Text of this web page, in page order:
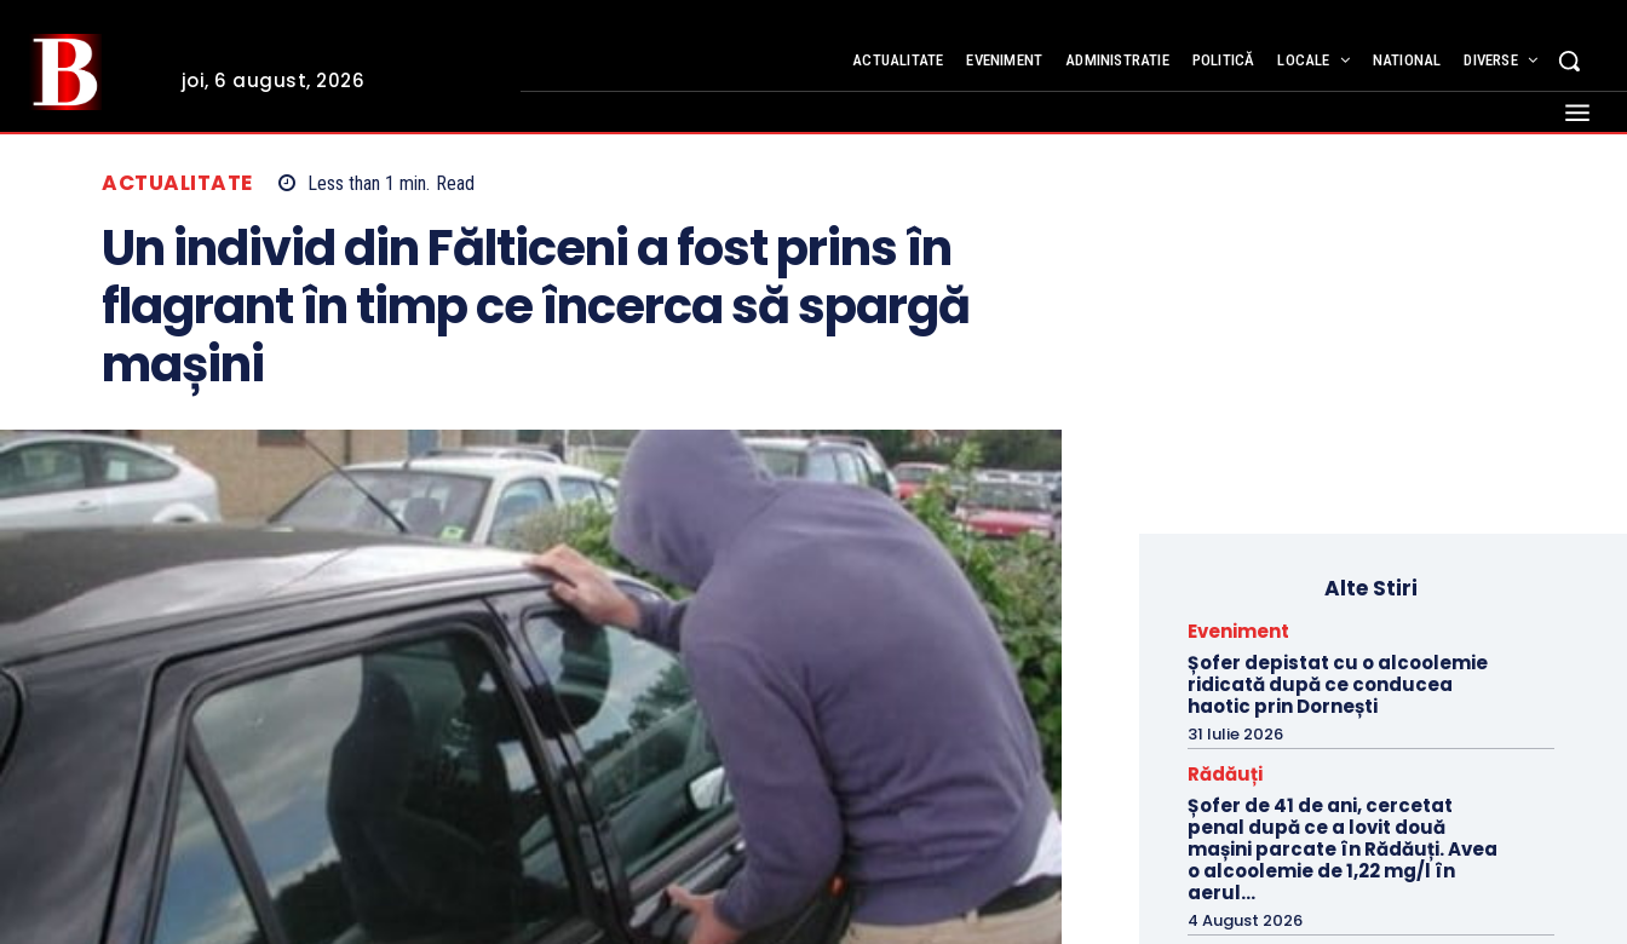
joi, 6 august, 2026
ACTUALITATE EVENIMENT ADMINISTRATIE POLITICĂ LOCALE NATIONAL DIVERSE
ACTUALITATE Less than 1 min. Read
Un individ din Fălticeni a fost prins în
flagrant în timp ce încerca să spargă
mașini
Alte Stiri
Eveniment
Șofer depistat cu o alcoolemie
ridicată după ce conducea
haotic prin Dornești
31 Iulie 2026
Rădăuți
Șofer de 41 de ani, cercetat
penal după ce a lovit două
mașini parcate în Rădăuți. Avea
o alcoolemie de 1,22 mg/l în
aerul...
4 August 2026